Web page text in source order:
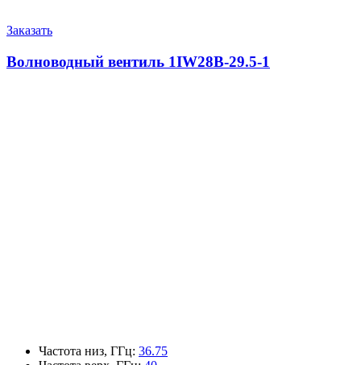
Заказать
Волноводный вентиль 1IW28B-29.5-1
Частота низ, ГГц: 36.75